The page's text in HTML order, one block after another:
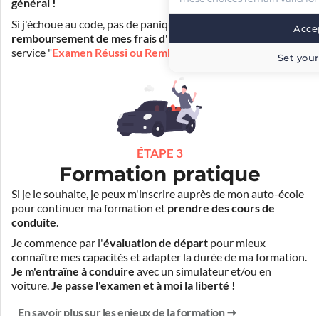
général !
Si j'échoue au code, pas de panique ! Je peux bénéficier du
remboursement de mes frais d'inscription
service "Examen Réussi ou Remboursé
ÉTAPE 3
Formation pratique
Si je le souhaite, je peux m'inscrire auprès de mon auto-école
pour continuer ma formation et prendre des cours de
conduite.
Je commence par l'évaluation de départ pour mieux
connaître mes capacités et adapter la durée de ma formation.
Je m'entraîne à conduire avec un simulateur et/ou en
voiture.Je passe l'examen et à moi la liberté !
En savoir plus sur les enjeux de la formation
Set